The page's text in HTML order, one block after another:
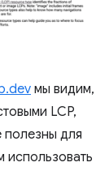
мы видим,
LCP,
полезны для
использовать